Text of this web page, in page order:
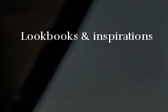
Lookbooks & inspirations